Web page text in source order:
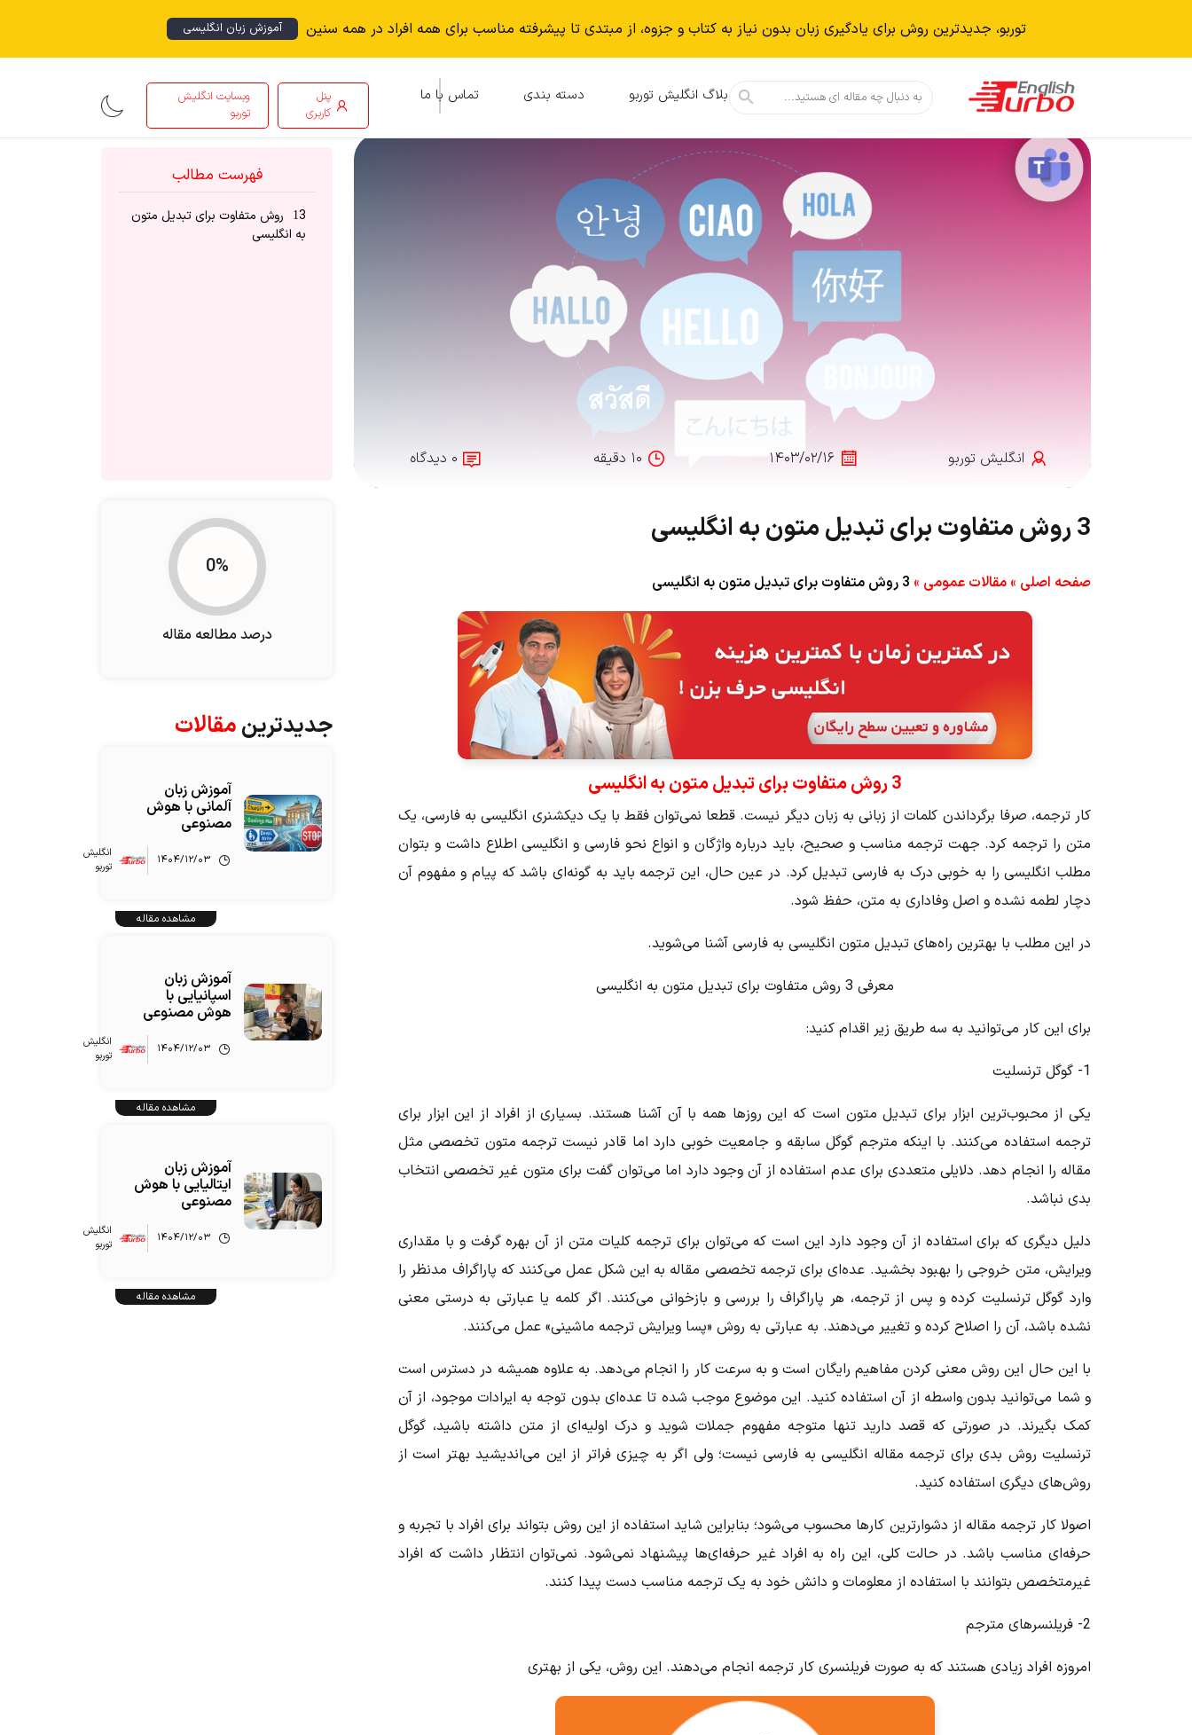
توربو، جدیدترین روش برای یادگیری زبان بدون نياز به كتاب و جزوه، از مبتدی تا پیشرفته مناسب برای همه افراد در همه سنین آموزش زبان انگلیسی
جستجو
برای: بلاگ انگلیش توربو دسته بندی تماس با ما
پنل
کاربری
وبسایت انگلیش
توربو
انگلیش‌ توربو ۱۴۰۳/۰۲/۱۶ ۱۰ دقیقه ۰ دیدگاه
3 روش متفاوت برای تبدیل متون به انگلیسی
صفحه اصلی » مقالات عمومی » 3 روش متفاوت برای تبدیل متون به انگلیسی
3 روش متفاوت برای تبدیل متون به انگلیسی
کار ترجمه، صرفا برگرداندن کلمات از زبانی به زبان دیگر نیست. قطعا نمی‌توان فقط با یک دیکشنری انگلیسی به فارسی، یک
متن را ترجمه کرد. جهت ترجمه مناسب و صحیح، باید درباره واژگان و انواع نحو فارسی و انگلیسی اطلاع داشت و بتوان
مطلب انگلیسی را به خوبی درک به فارسی تبدیل کرد. در عین حال، این ترجمه باید به گونه‌ای باشد که پیام و مفهوم آن
دچار لطمه نشده و اصل وفاداری به متن، حفظ شود.
در این مطلب با بهترین راه‌های تبدیل متون انگلیسی به فارسی آشنا می‌شوید.
معرفی 3 روش متفاوت برای تبدیل متون به انگلیسی
برای این کار می‌توانید به سه طریق زیر اقدام کنید:
1- گوگل ترنسلیت
یکی از محبوب‌ترین ابزار برای تبدیل متون است که این روزها همه با آن آشنا هستند. بسیاری از افراد از این ابزار برای
ترجمه استفاده می‌کنند. با اینکه مترجم گوگل سابقه و جامعیت خوبی دارد اما قادر نیست ترجمه متون تخصصی مثل
مقاله را انجام دهد. دلایلی متعددی برای عدم استفاده از آن وجود دارد اما می‌توان گفت برای متون غیر تخصصی انتخاب
بدی نباشد.
دلیل دیگری که برای استفاده از آن وجود دارد این است که می‌توان برای ترجمه کلیات متن از آن بهره گرفت و با مقداری
ویرایش، متن خروجی را بهبود بخشید. عده‌ای برای ترجمه تخصصی مقاله به این شکل عمل می‌کنند که پاراگراف مدنظر را
وارد گوگل ترنسلیت کرده و پس از ترجمه، هر پاراگراف را بررسی و بازخوانی می‌کنند. اگر کلمه‌ یا عبارتی به درستی معنی
نشده باشد، آن را اصلاح کرده و تغییر می‌دهند. به عبارتی به روش‌ «پسا ویرایش ترجمه ماشینی» عمل می‌کنند.
با این حال این روش معنی کردن مفاهیم رایگان است و به سرعت کار را انجام می‌دهد. به علاوه همیشه در دسترس است
و شما می‌توانید بدون واسطه از آن استفاده کنید. این موضوع موجب شده تا عده‌ای بدون توجه به ایرادات موجود، از آن
کمک بگیرند. در صورتی که قصد دارید تنها متوجه مفهوم جملات شوید و درک اولیه‌ای از متن داشته باشید، گوگل
ترنسلیت روش بدی برای ترجمه مقاله انگلیسی به فارسی نیست؛ ولی اگر به چیزی فراتر از این می‌اندیشید بهتر است از
روش‌های دیگری استفاده کنید.
اصولا کار ترجمه مقاله از دشوارترین کارها محسوب می‌شود؛ بنابراین شاید استفاده از این روش بتواند برای افراد با تجربه و
حرفه‌ای مناسب باشد. در حالت کلی، این راه به افراد غیر حرفه‌ای‌ها پیشنهاد نمی‌شود. نمی‌توان انتظار داشت که افراد
غیرمتخصص بتوانند با استفاده از معلومات و دانش خود به یک ترجمه مناسب دست پیدا کنند.
2- فریلنسرهای مترجم
امروزه افراد زیادی هستند که به صورت فریلنسری کار ترجمه انجام می‌دهند. این روش، یکی از بهتری
فهرست مطالب
1
3 روش متفاوت برای تبدیل متون
به انگلیسی
0%
درصد مطالعه مقاله
جدیدترینمقالات
آموزش زبان
آلمانی با هوش
مصنوعی
۱۴۰۴/۱۲/۰۳
انگلیش‌
توربو
مشاهده مقاله
آموزش زبان
اسپانیایی با
هوش مصنوعی
۱۴۰۴/۱۲/۰۳
انگلیش‌
توربو
مشاهده مقاله
آموزش زبان
ایتالیایی با هوش
مصنوعی
۱۴۰۴/۱۲/۰۳
انگلیش‌
توربو
مشاهده مقاله